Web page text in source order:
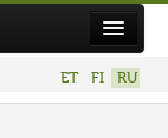
ET FI RU